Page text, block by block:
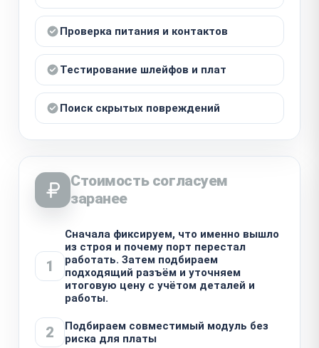
Проверка питания и контактов
Тестирование шлейфов и плат
Поиск скрытых повреждений
Стоимость согласуем
заранее
1
Сначала фиксируем, что именно вышло
из строя и почему порт перестал
работать. Затем подбираем
подходящий разъём и уточняем
итоговую цену с учётом деталей и
работы.
2
Подбираем совместимый модуль без
риска для платы